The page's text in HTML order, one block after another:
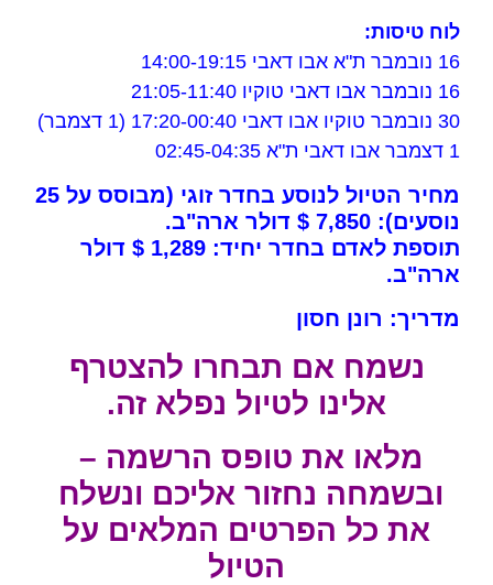
לוח טיסות:
16 נובמבר ת"א אבו דאבי 14:00-19:15
16 נובמבר אבו דאבי טוקיו 21:05-11:40
30 נובמבר טוקיו אבו דאבי 17:20-00:40 (1 דצמבר)
1 דצמבר אבו דאבי ת"א 02:45-04:35
מחיר הטיול לנוסע בחדר זוגי (מבוסס על 25
נוסעים): 7,850 $ דולר ארה"ב.
תוספת לאדם בחדר יחיד: 1,289 $ דולר
ארה"ב.
מדריך: רונן חסון
נשמח אם תבחרו להצטרף
אלינו לטיול נפלא זה.
מלאו את טופס הרשמה –
ובשמחה נחזור אליכם ונשלח
את כל הפרטים המלאים על
הטיול